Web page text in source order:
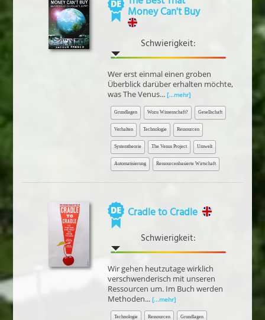
Money Can't Buy
Schwierigkeit:
Wer erst einmal einen groben
Überblick darüber erhalten möchte,
was The Venus... [...mehr]
Grundlagen Wozu Wissenschaft? Gesellschaft
Verhalten Technologie Ressourcen
Systemtheorie The Venus Project Umwelt
Automatisierung Ressourcenbasierte Wirtschaft
Cradle to Cradle
Schwierigkeit:
Wir gehen heutzutage wirklich
verschwenderisch mit unseren
Ressourcen um. Im Buch werden
Methoden... [...mehr]
Technologie Ressourcen Grundlagen